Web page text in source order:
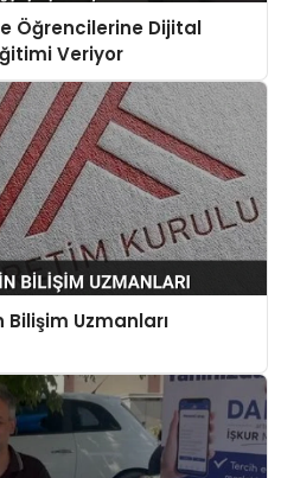
Öğrencilerine Dijital
Veriyor
Uzmanları